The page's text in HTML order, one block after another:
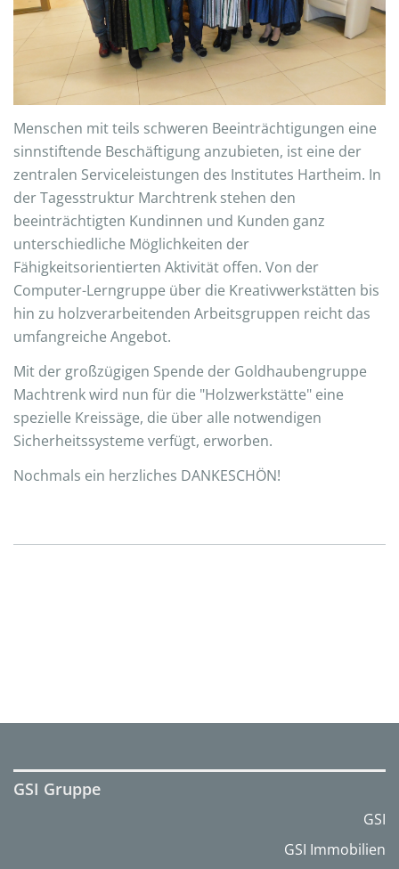
Menschen mit teils schweren Beeinträchtigungen eine
sinnstiftende Beschäftigung anzubieten, ist eine der
zentralen Serviceleistungen des Institutes Hartheim. In
der Tagesstruktur Marchtrenk stehen den
beeinträchtigten Kundinnen und Kunden ganz
unterschiedliche Möglichkeiten der
Fähigkeitsorientierten Aktivität offen. Von der
Computer-Lerngruppe über die Kreativwerkstätten bis
hin zu holzverarbeitenden Arbeitsgruppen reicht das
umfangreiche Angebot.
Mit der großzügigen Spende der Goldhaubengruppe
Machtrenk wird nun für die "Holzwerkstätte" eine
spezielle Kreissäge, die über alle notwendigen
Sicherheitssysteme verfügt, erworben.
Nochmals ein herzliches DANKESCHÖN!
GSI Gruppe
GSI
GSI Immobilien